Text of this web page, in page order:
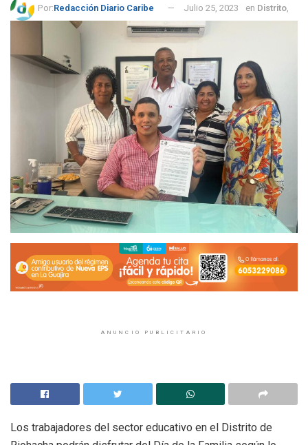
Por:Redacción Diario Caribe Julio 25, 2023 en Distrito,
ANUNCIO PUBLICITARIO
Los trabajadores del sector educativo en el Distrito de